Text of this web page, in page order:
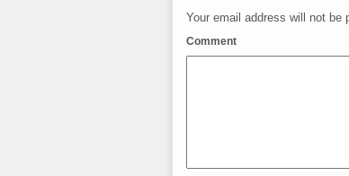
Your email address will not be
Comment